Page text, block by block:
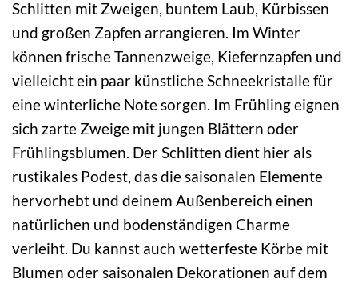
Schlitten mit Zweigen, buntem Laub, Kürbissen
und großen Zapfen arrangieren. Im Winter
können frische Tannenzweige, Kiefernzapfen und
vielleicht ein paar künstliche Schneekristalle für
eine winterliche Note sorgen. Im Frühling eignen
sich zarte Zweige mit jungen Blättern oder
Frühlingsblumen. Der Schlitten dient hier als
rustikales Podest, das die saisonalen Elemente
hervorhebt und deinem Außenbereich einen
natürlichen und bodenständigen Charme
verleiht. Du kannst auch wetterfeste Körbe mit
Blumen oder saisonalen Dekorationen auf dem